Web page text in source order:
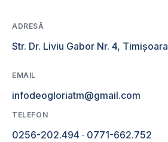
ADRESĂ
Str. Dr. Liviu Gabor Nr. 4, Timișoara
EMAIL
infodeogloriatm@gmail.com
TELEFON
0256-202.494 · 0771-662.752